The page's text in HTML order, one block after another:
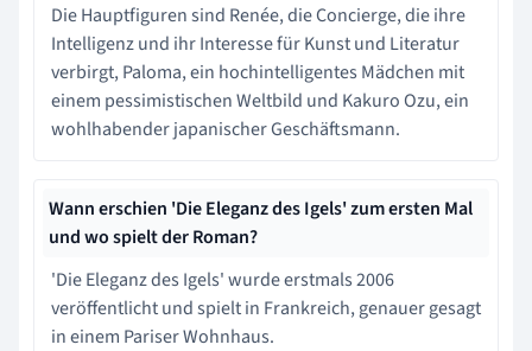
Die Hauptfiguren sind Renée, die Concierge, die ihre
Intelligenz und ihr Interesse für Kunst und Literatur
verbirgt, Paloma, ein hochintelligentes Mädchen mit
einem pessimistischen Weltbild und Kakuro Ozu, ein
wohlhabender japanischer Geschäftsmann.
Wann erschien 'Die Eleganz des Igels' zum ersten Mal
und wo spielt der Roman?
'Die Eleganz des Igels' wurde erstmals 2006
veröffentlicht und spielt in Frankreich, genauer gesagt
in einem Pariser Wohnhaus.